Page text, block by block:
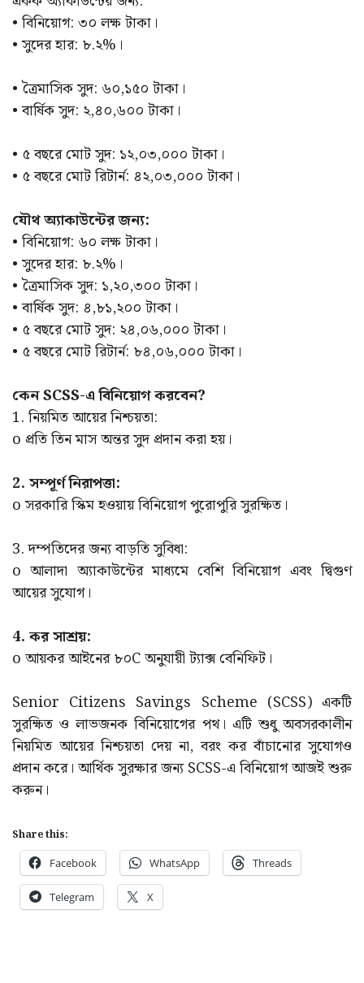
• বিনিয়োগ: ৩০ লক্ষ টাকা।
• সুদের হার: ৮.২%।
• ত্রৈমাসিক সুদ: ৬০,১৫০ টাকা।
• বার্ষিক সুদ: ২,৪০,৬০০ টাকা।
• ৫ বছরে মোট সুদ: ১২,০৩,০০০ টাকা।
• ৫ বছরে মোট রিটার্ন: ৪২,০৩,০০০ টাকা।
যৌথ অ্যাকাউন্টের জন্য:
• বিনিয়োগ: ৬০ লক্ষ টাকা।
• সুদের হার: ৮.২%।
• ত্রৈমাসিক সুদ: ১,২০,৩০০ টাকা।
• বার্ষিক সুদ: ৪,৮১,২০০ টাকা।
• ৫ বছরে মোট সুদ: ২৪,০৬,০০০ টাকা।
• ৫ বছরে মোট রিটার্ন: ৮৪,০৬,০০০ টাকা।
কেন SCSS-এ বিনিয়োগ করবেন?
1. নিয়মিত আয়ের নিশ্চয়তা:
o প্রতি তিন মাস অন্তর সুদ প্রদান করা হয়।
2. সম্পূর্ণ নিরাপত্তা:
o সরকারি স্কিম হওয়ায় বিনিয়োগ পুরোপুরি সুরক্ষিত।
3. দম্পতিদের জন্য বাড়তি সুবিধা:
o আলাদা অ্যাকাউন্টের মাধ্যমে বেশি বিনিয়োগ এবং দ্বিগুণ
আয়ের সুযোগ।
4. কর সাশ্রয়:
o আয়কর আইনের ৮০C অনুযায়ী ট্যাক্স বেনিফিট।
Senior Citizens Savings Scheme (SCSS) একটি
সুরক্ষিত ও লাভজনক বিনিয়োগের পথ। এটি শুধু অবসরকালীন
নিয়মিত আয়ের নিশ্চয়তা দেয় না, বরং কর বাঁচানোর সুযোগও
প্রদান করে। আর্থিক সুরক্ষার জন্য SCSS-এ বিনিয়োগ আজই শুরু
করুন।
Share this:
Facebook WhatsApp Threads
Telegram X